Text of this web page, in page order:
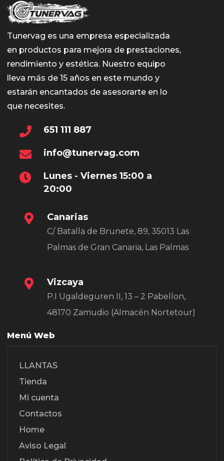
Tunervag es una empresa especializada
en productos para mejora de prestaciones,
rendimiento y estética. Nuestro equipo
lleva más de 15 años en este mundo y
estarán encantados de asesorarte en lo
que necesites.
651 111 887
info@tunervag.com
Lunes - Viernes 15:00 a
20:00
Canarias
C/ Batalla de Brunete, 89, 35013 Las
Palmas de Gran Canaria, Las Palmas
Vizcaya
P.I Ugaldeguren II, 13 – 2 Pabellon,
48170 Zamudio (Almacén Nortetour)
Menú Web
LLANTAS
Tienda
Mi cuenta
Contactos
Home
Aviso Legal